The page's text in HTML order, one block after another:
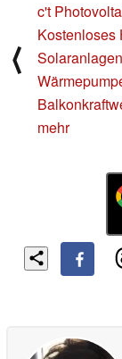
⟨
c't
Kostenloses
mehr